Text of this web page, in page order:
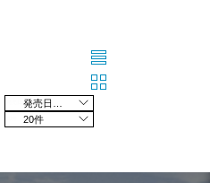
20件